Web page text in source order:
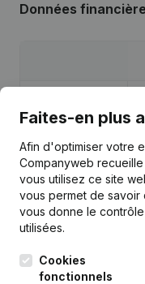
Données
Capitaux propres
Marge brute
Publicationsde
Faites-en plus
Afin d'optimiser votre
Companyweb
vous utilisez ce site
vous permet de savoir
vous donne le
utilisées.
Cookies
fonctionnels